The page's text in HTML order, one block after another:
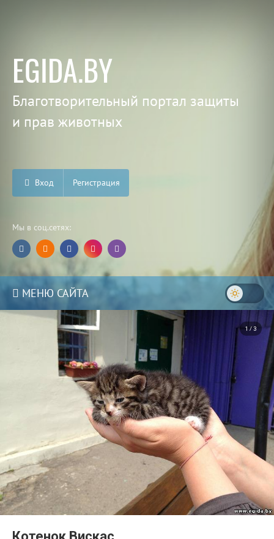
EGIDA.BY
Благотворительный портал защиты
и прав животных
Вход Регистрация
Мы в соц.сетях:
МЕНЮ САЙТА
1 / 3